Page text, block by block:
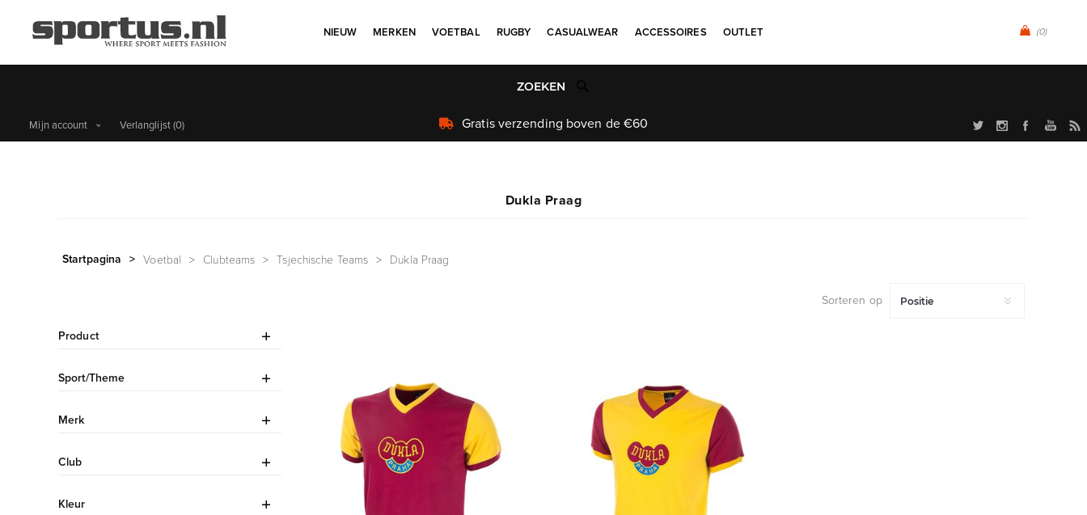
(0)
NIEUW MERKEN VOETBAL RUGBY CASUALWEAR ACCESSOIRES OUTLET
Gratis verzending boven de €60
Mijn account Verlanglijst(0)
Startpagina > Voetbal > Clubteams > Tsjechische Teams > Dukla Praag
Dukla Praag
Sorteren op
Product
Sport/Theme
Merk
Club
Kleur